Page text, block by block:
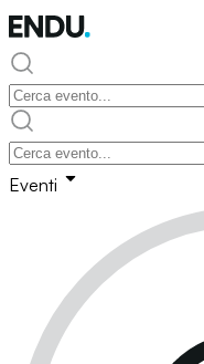
Eventi